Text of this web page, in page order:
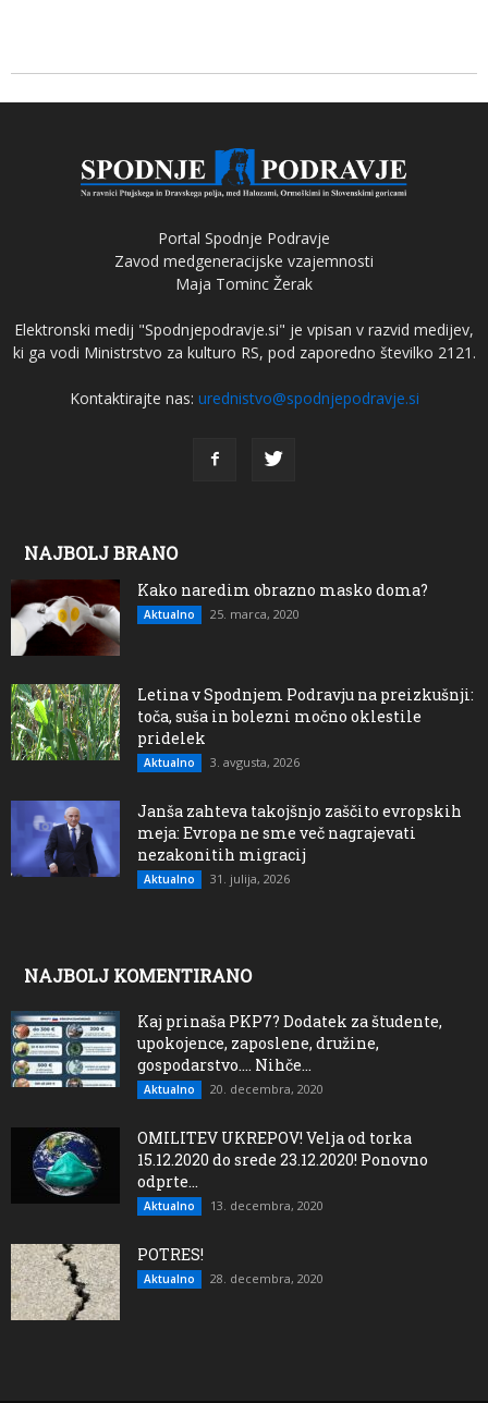
Portal Spodnje Podravje
Zavod medgeneracijske vzajemnosti
Maja Tominc Žerak
Elektronski medij "Spodnjepodravje.si" je vpisan v razvid medijev,
ki ga vodi Ministrstvo za kulturo RS, pod zaporedno številko 2121.
Kontaktirajte nas: urednistvo@spodnjepodravje.si
NAJBOLJ BRANO
Kako naredim obrazno masko doma?
Aktualno 25. marca, 2020
Letina v Spodnjem Podravju na preizkušnji:
toča, suša in bolezni močno oklestile
pridelek
Aktualno 3. avgusta, 2026
Janša zahteva takojšnjo zaščito evropskih
meja: Evropa ne sme več nagrajevati
nezakonitih migracij
Aktualno 31. julija, 2026
NAJBOLJ KOMENTIRANO
Kaj prinaša PKP7? Dodatek za študente,
upokojence, zaposlene, družine,
gospodarstvo…. Nihče...
Aktualno 20. decembra, 2020
OMILITEV UKREPOV! Velja od torka
15.12.2020 do srede 23.12.2020! Ponovno
odprte...
Aktualno 13. decembra, 2020
POTRES!
Aktualno 28. decembra, 2020